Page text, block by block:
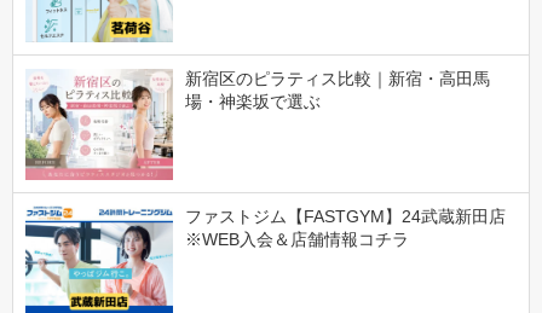
新宿区のピラティス比較｜新宿・高田馬
場・神楽坂で選ぶ
ファストジム【FASTGYM】24武蔵新田店
※WEB入会＆店舗情報コチラ